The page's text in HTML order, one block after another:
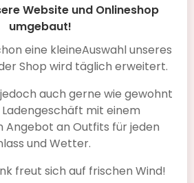
trotz Stress habt ihr euch Zeit
mit einem tollen Kleid sehr
gegangen. Wir werden euch
empfehlen und kommen auf
Februar 19, 2019 um 4:41 pm
Beratung und die große
Meine Tochter hat bei Ihnen Ihr
gefunden und ich ein Kleid für
Website und Onlineshop
umgebaut!
eine kleineAuswahl unseres
Shop wird täglich erweitert.
auch gerne wie gewohnt
mit einem
Angebot an Outfits für jeden
und Wetter.
freut sich auf frischen Wind!